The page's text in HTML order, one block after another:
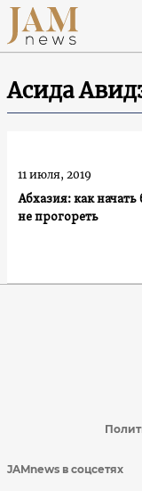
Асида
Абхазия: как начать
не прогореть
11 июля, 2019
JAMnews в соцсетях